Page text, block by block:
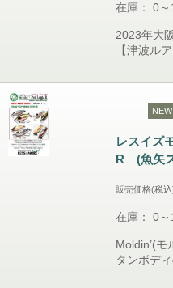
在庫： 0～
2023年大
【津波ル
NEW
レスイズ
R (魚矢
販売価格(税込
在庫： 0～
Moldin’(
タンボデ